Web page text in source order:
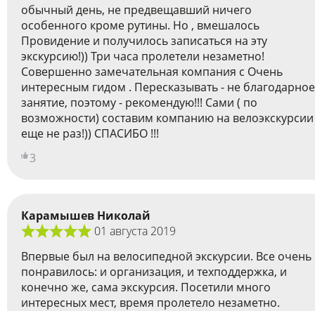
обычный день, не предвещавший ничего
особенного кроме рутины. Но , вмешалось
Провидение и получилось записаться на эту
экскурсию!)) Три часа пролетели незаметно!
Совершенно замечательная компания с Очень
интересным гидом . Пересказывать - не благодарное
занятие, поэтому - рекомендую!!! Сами ( по
возможности) составим компанию на велоэкскурсии
еще не раз!)) СПАСИБО !!!
3
Карамышев Николай
01 августа 2019
Впервые был на велосипедной экскурсии. Все очень
понравилось: и организация, и техподдержка, и
конечно же, сама экскурсия. Посетили много
интересных мест, время пролетело незаметно.